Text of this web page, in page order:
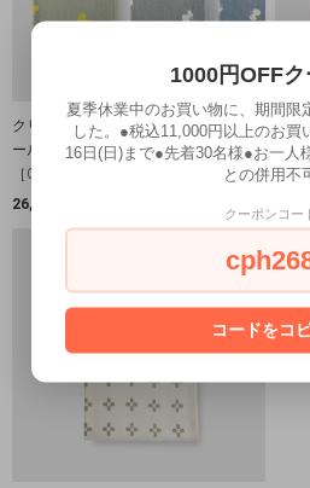
クリッパン × ミナ ペルホネン｜シュニ
ールコットンブランケット
［CHOUCHO］ハーフ（全3色）
26,400円(税込)
クリ
ール
［
1000円OFF
夏季休業中のお買い物に、期間限
した。●税込11,000円以上のお買
16日(日)まで●先着30名様●お一人
との併用不
クーポンコー
コードをコ